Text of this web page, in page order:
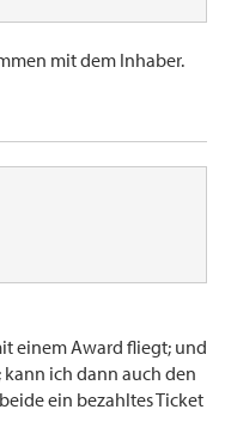
mit dem Inhaber.
einem Award fliegt; und
ich dann auch den
ein bezahltes Ticket